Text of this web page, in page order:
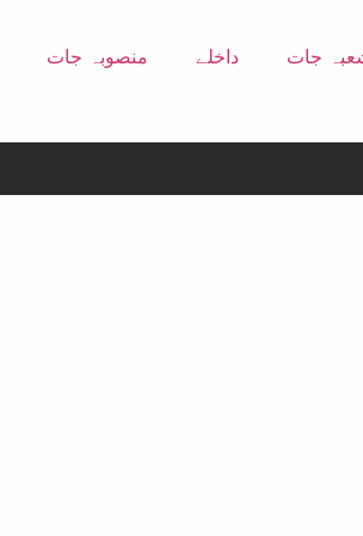
منصوبہ جات داخلے جات